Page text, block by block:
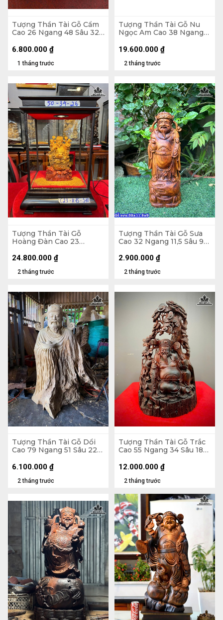
Tượng Thần Tài Gỗ Cẩm
Cao 26 Ngang 48 Sâu 32
1 tháng trước
6.800.000 ₫
Tượng Thần Tài Gỗ Nu
Ngọc Am Cao 38 Ngang
2 tháng trước
19.600.000 ₫
Tượng Thần Tài Gỗ
Hoàng Đàn Cao 23
2 tháng trước
24.800.000 ₫
Tượng Thần Tài Gỗ Sưa
Cao 32 Ngang 11,5 Sâu 9
2 tháng trước
2.900.000 ₫
Tượng Thần Tài Gỗ Dổi
Cao 79 Ngang 51 Sâu 22
2 tháng trước
6.100.000 ₫
Tượng Thần Tài Gỗ Trắc
Cao 55 Ngang 34 Sâu 18
2 tháng trước
12.000.000 ₫